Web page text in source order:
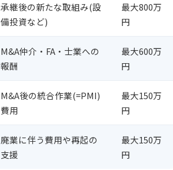
承継後の新たな取組み(設
備投資など)
最大800万
円
M&A仲介・FA・士業への
報酬
最大600万
円
M&A後の統合作業(=PMI)
費用
最大150万
円
廃業に伴う費用や再起の
支援
最大150万
円